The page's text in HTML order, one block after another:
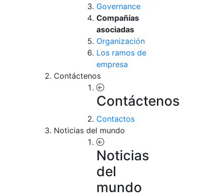
Governance
Compañías
asociadas
Organización
Los ramos de
empresa
Contáctenos
Contáctenos
Contactos
Noticias del mundo
Noticias
del
mundo